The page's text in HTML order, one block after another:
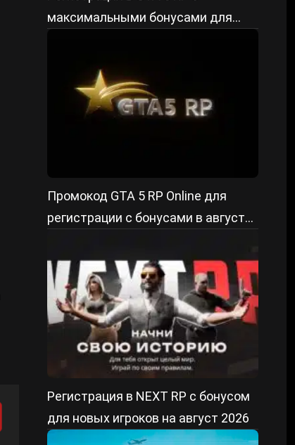
максимальными бонусами для
Промокод GTA 5 RP Online для
регистрации с бонусами в августе
Регистрация в NEXT RP с бонусом
для новых игроков на август 2026